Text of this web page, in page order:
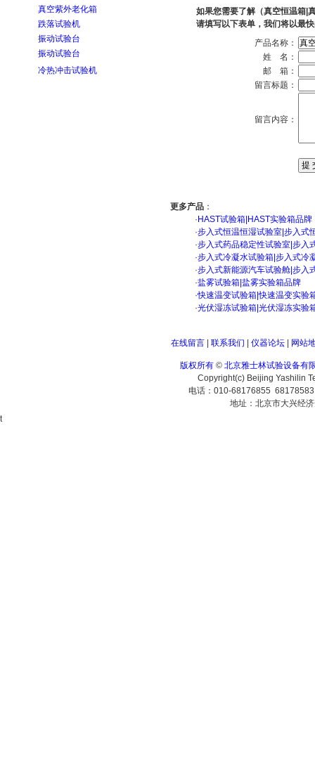
真空紫外老化箱
跌落试验机
振动试验台
振动试验台
冷热冲击试验机
如果您需要了解（真空恒温箱|
请填写以下表单，我们将以最
产品名称：
姓 名：
邮 箱：
留言标题：
留言内容：
更多产品：
· HAST试验箱|HAST实验箱品牌
·步入式恒温恒湿试验室|步入式
·步入式药品稳定性试验室|步入
·步入式冷凝水试验箱|步入式冷
·步入式新能源汽车试验舱|步入
·盐雾试验箱|盐雾实验箱品牌
·快速温变试验箱|快速温变实验
·光伏湿冻试验箱|光伏湿冻实验
在线留言| 联系我们 仪器论坛| 网站
版权所有 © 北京雅士林试验设备有
Copyright(c) Beijing Yashilin
电话：010-68176855
地址：北京市大兴经
t